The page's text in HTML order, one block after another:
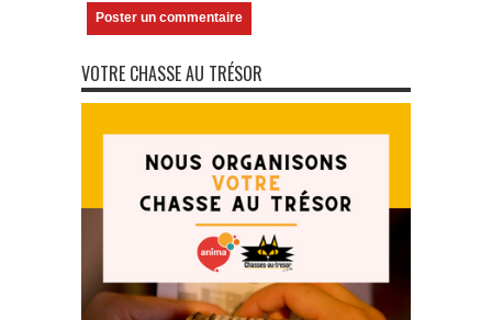
VOTRE CHASSE AU TRÉSOR